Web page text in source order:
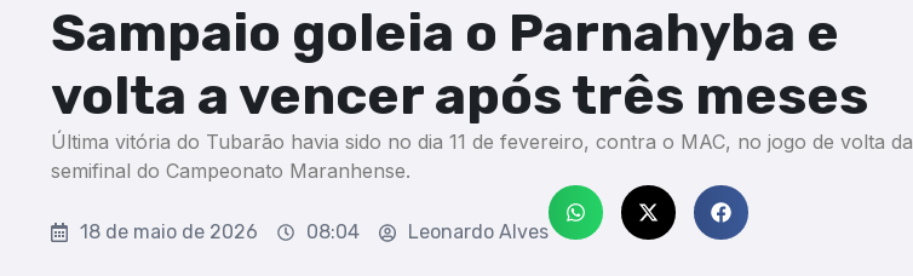
Sampaio goleia o Parnahyba e
volta a vencer após três meses
Última vitória do Tubarão havia sido no dia 11 de fevereiro, contra o MAC, no jogo de volta da
semifinal do Campeonato Maranhense.
18 de maio de 2026 08:04 Leonardo Alves